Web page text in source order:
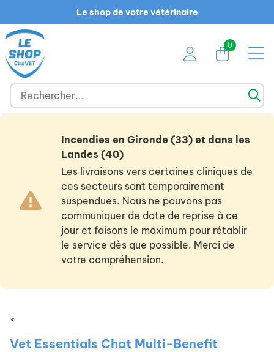
Le shop de votre vétérinaire
0
Incendies en Gironde (33) et dans les
Landes (40)
Les livraisons vers certaines cliniques de
ces secteurs sont temporairement
suspendues. Nous ne pouvons pas
communiquer de date de reprise à ce
jour et faisons le maximum pour rétablir
le service dès que possible. Merci de
votre compréhension.
<
Vet Essentials Chat Multi-Benefit